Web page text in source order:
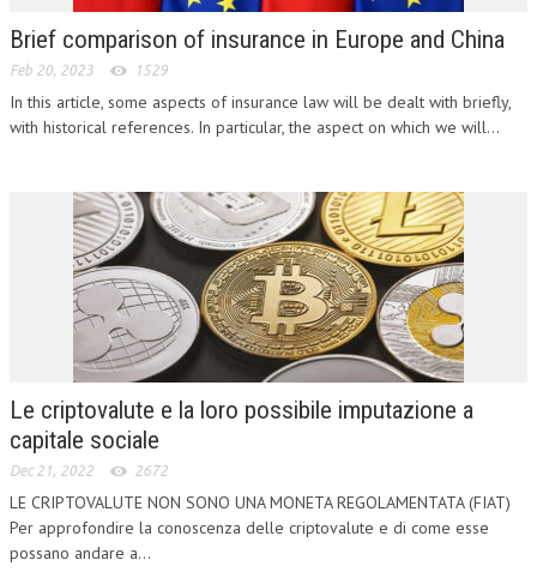
COLLABORA CON NOI
CORPORATE SOCIAL RESPONSIBILITY
INTERNAZIONALIZZAZIONE
HUMAN RESOURCES
RISORSE UMANE
MARKETING
TREASURY IN FINANCIAL SERVICES
RISK MANAGEMENT
PERSONA E CITTÀ
Brief comparison of insurance in Europe and China
Feb 20, 2023 1529
In this article, some aspects of insurance law will be dealt with briefly,
with historical references. In particular, the aspect on which we will...
Le criptovalute e la loro possibile imputazione a
capitale sociale
Dec 21, 2022 2672
LE CRIPTOVALUTE NON SONO UNA MONETA REGOLAMENTATA (FIAT)
Per approfondire la conoscenza delle criptovalute e di come esse
possano andare a...